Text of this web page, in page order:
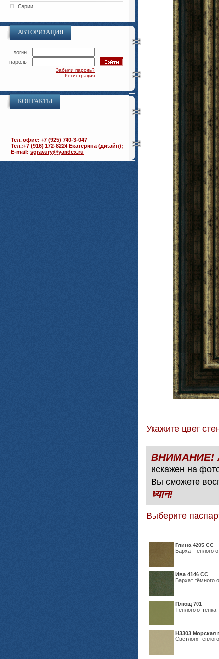
Серии
АВТОРИЗАЦИЯ
логин
пароль
Забыли пароль?
Регистрация
КОНТАКТЫ
Тел. офис: +7 (925) 740-3-047;
Тел.:+7 (916) 172-8224 Екатерина (дизайн);
E-mail: sgravury@yandex.ru
Укажите цвет
искажен на
Вы сможете
ध्यान!
Выберите
Глина 4205 СС
Бархат тёплого
Ива 4146 СС
Бархат тёмного
Плющ 701
Тёплого оттенка
H3303 Морская
Светлого